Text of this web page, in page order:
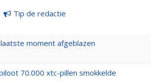
Tip de redactie
moment afgeblazen
70.000 xtc-pillen smokkelde